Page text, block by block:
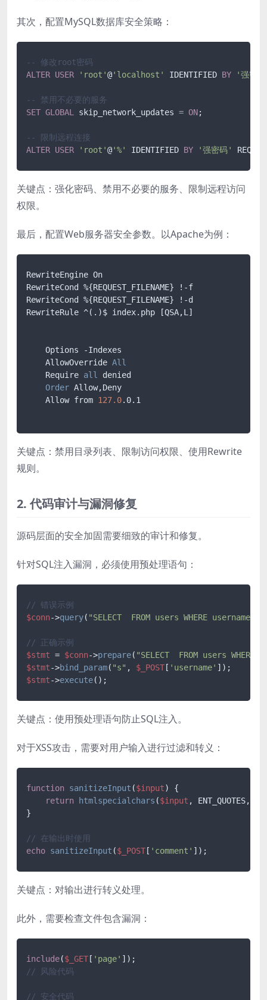
其次，配置MySQL数据库安全策略：
-- 修改root密码
ALTER USER 'root'@'localhost' IDENTIFIED BY '强密
-- 禁用不必要的服务
SET GLOBAL skip_network_updates = ON;
-- 限制远程连接
ALTER USER 'root'@'%' IDENTIFIED BY '强密码'
关键点：强化密码、禁用不必要的服务、限制远程访问
权限。
最后，配置Web服务器安全参数。以Apache为例：
RewriteEngine On
RewriteCond %{REQUEST_FILENAME} !-f
RewriteCond %{REQUEST_FILENAME} !-d
RewriteRule ^(.)$ index.php [QSA,L]
    Options -Indexes
    AllowOverride
All
    Require
all
denied
Order Allow,Deny
    Allow from
127.0.0.1
关键点：禁用目录列表、限制访问权限、使用Rewrite
规则。
2. 代码审计与漏洞修复
源码层面的安全加固需要细致的审计和修复。
针对SQL注入漏洞，必须使用预处理语句：
// 错误示例
$conn->query( "SELECT  FROM users WHERE username='"
// 正确示例
$stmt = $conn->prepare( "SELECT  FROM users WHERE
$stmt->bind_param( "s" , $_POST [ 'username'
$stmt->execute
关键点：使用预处理语句防止SQL注入。
对于XSS攻击，需要对用户输入进行过滤和转义：
function sanitizeInput ($input) {
return
htmlspecialchars ($input , ENT_QUOTES,
}
// 在输出时使用
echo sanitizeInput ($_POST [ 'comment'
关键点：对输出进行转义处理。
此外，需要检查文件包含漏洞：
include($_GET [ 'page'
// 风险代码
// 安全代码